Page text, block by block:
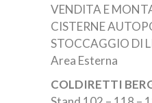
VENDITA E
CISTERNE
STOCCAGGIO DI
Area Esterna
COLDIRETTI